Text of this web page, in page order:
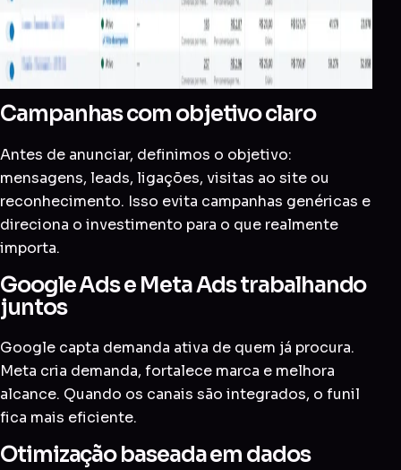
Campanhas com objetivo claro
Antes de anunciar, definimos o objetivo:
mensagens, leads, ligações, visitas ao site ou
reconhecimento. Isso evita campanhas genéricas e
direciona o investimento para o que realmente
importa.
Google Ads e Meta Ads trabalhando
juntos
Google capta demanda ativa de quem já procura.
Meta cria demanda, fortalece marca e melhora
alcance. Quando os canais são integrados, o funil
fica mais eficiente.
Otimização baseada em dados